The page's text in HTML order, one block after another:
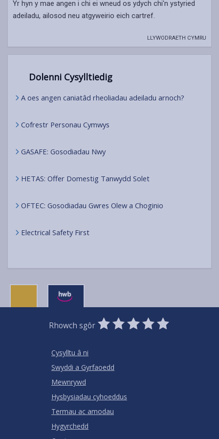
Yr hyn y mae angen i chi ei wneud os ydych chi'n ystyried
adeiladu, ailosod neu atgyweirio eich cartref.
LLYWODRAETH CYMRU
Dolenni Cysylltiedig
A oes angen caniatâd rheoliadau adeiladu arnoch?
Cofrestr Personau Cymwys
GASAFE: Gosodiadau Nwy
HETAS: Offer Domestig Tanwydd Solet
OFTEC: Gosodiadau Gwres Olew a Choginio
Electrical Safety First
Rhowch sgôr
0
Stars
1
Star
2
Stars
3
Stars
4
Stars
5
Stars
Cysylltu â ni
Swyddi a Gyrfaoedd
Mewnrywd
Hysbysiadau cyhoeddus
Termau ac amodau
Hygyrchedd